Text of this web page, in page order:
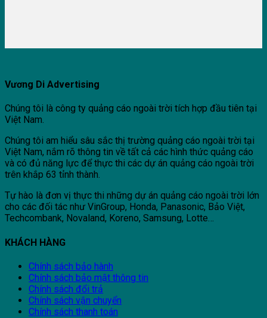
Vương Di Advertising
Chúng tôi là công ty quảng cáo ngoài trời tích hợp đầu tiên tại
Việt Nam.
Chúng tôi am hiểu sâu sắc thị trường quảng cáo ngoài trời tại
Việt Nam, nắm rõ thông tin về tất cả các hình thức quảng cáo
và có đủ năng lực để thực thi các dự án quảng cáo ngoài trời
trên khắp 63 tỉnh thành.
Tự hào là đơn vị thực thi những dự án quảng cáo ngoài trời lớn
cho các đối tác như VinGroup, Honda, Panasonic, Bảo Việt,
Techcombank, Novaland, Koreno, Samsung, Lotte…
KHÁCH HÀNG
Chính sách bảo hành
Chính sách bảo mật thông tin
Chính sách đổi trả
Chính sách vận chuyển
Chính sách thanh toán